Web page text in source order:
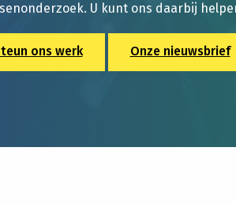
U kunt ons daarbij
ons werk Onze nieuwsbrief